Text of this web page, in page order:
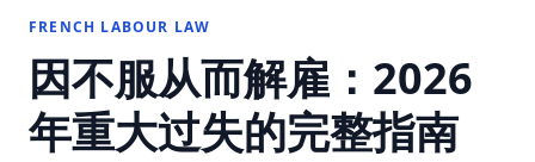
FRENCH LABOUR LAW
因不服从而解雇：2026
年重大过失的完整指南